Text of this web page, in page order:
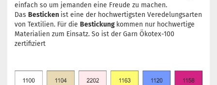
einfach so um jemanden eine Freude zu machen.
Das Besticken ist eine der hochwertigsten Veredelungsarten
von Textilien. Für die Bestickung kommen nur hochwertige
Materialien zum Einsatz. So ist der Garn Ökotex-100
zertifiziert